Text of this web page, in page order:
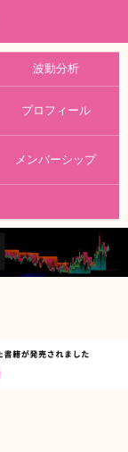
波動分析
プロフィール
メンバーシップ